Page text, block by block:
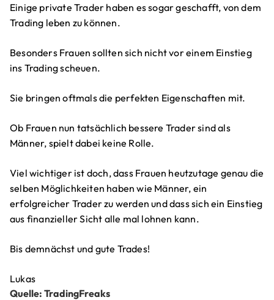
Einige private Trader haben es sogar geschafft, von dem
Trading leben zu können.
Besonders Frauen sollten sich nicht vor einem Einstieg
ins Trading scheuen.
Sie bringen oftmals die perfekten Eigenschaften mit.
Ob Frauen nun tatsächlich bessere Trader sind als
Männer, spielt dabei keine Rolle.
Viel wichtiger ist doch, dass Frauen heutzutage genau die
selben Möglichkeiten haben wie Männer, ein
erfolgreicher Trader zu werden und dass sich ein Einstieg
aus finanzieller Sicht alle mal lohnen kann.
Bis demnächst und gute Trades!
Lukas
Quelle: TradingFreaks